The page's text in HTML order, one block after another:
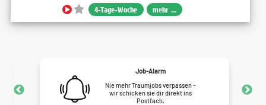
4-Tage-Woche mehr ...
Job-Alarm
Nie mehr Traumjobs verpassen –
wir schicken sie dir direkt ins
Postfach.